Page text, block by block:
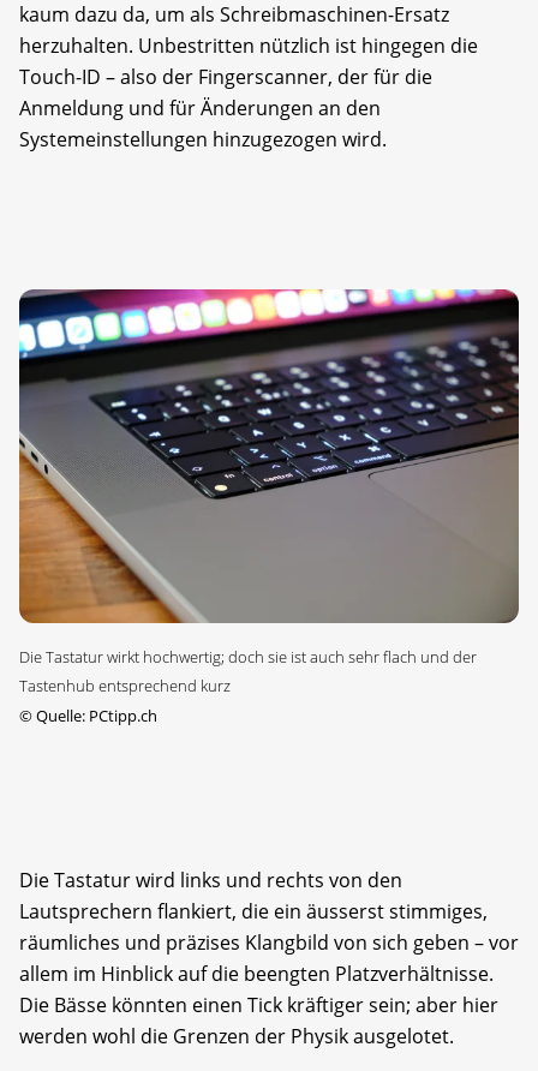
kaum dazu da, um als Schreibmaschinen-Ersatz
herzuhalten. Unbestritten nützlich ist hingegen die
Touch-ID – also der Fingerscanner, der für die
Anmeldung und für Änderungen an den
Systemeinstellungen hinzugezogen wird.
Die Tastatur wirkt hochwertig; doch sie ist auch sehr flach und der
Tastenhub entsprechend kurz
©Quelle: PCtipp.ch
Die Tastatur wird links und rechts von den
Lautsprechern flankiert, die ein äusserst stimmiges,
räumliches und präzises Klangbild von sich geben – vor
allem im Hinblick auf die beengten Platzverhältnisse.
Die Bässe könnten einen Tick kräftiger sein; aber hier
werden wohl die Grenzen der Physik ausgelotet.